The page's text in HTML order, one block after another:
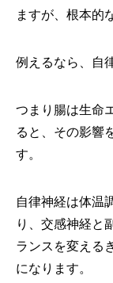
ますが、根本的
例えるなら、自
つまり腸は生命
ると、その影響
す。
自律神経は体温
り、交感神経と
ランスを変える
になります。